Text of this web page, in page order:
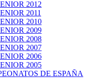
2012
2011
2010
2009
2008
2007
2006
2005
DE ESPAÑA